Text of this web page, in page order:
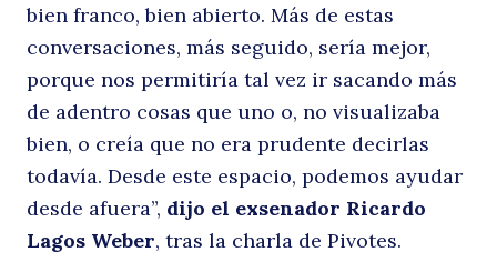
bien franco, bien abierto. Más de estas
conversaciones, más seguido, sería mejor,
porque nos permitiría tal vez ir sacando más
de adentro cosas que uno o, no visualizaba
bien, o creía que no era prudente decirlas
todavía. Desde este espacio, podemos ayudar
desde afuera”, dijo el exsenador Ricardo
Lagos Weber, tras la charla de Pivotes.